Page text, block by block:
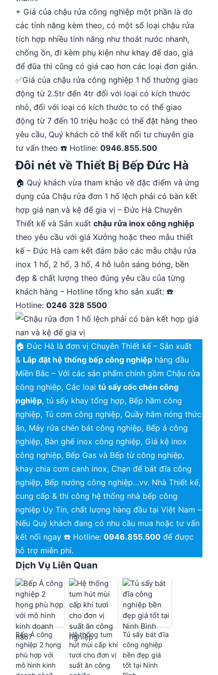
+ Giá của chậu rửa công nghiệp một phần là do
các tính năng kèm theo, có một số loại chậu rửa
tích hợp nhiều tính năng như thoát nước nhanh,
chống ồn, đi kèm phụ kiện như khay để dao, giá
để đũa thì cũng có giá cao hơn các loại đơn giản.
✅Giá của chậu rửa công nghiệp 1 hố thường giao
động từ 2.5tr đến 4tr đối với loại có kích thước
nhỏ, đối với loại có kích thước to có thể giao
động từ 7 đến 10 triệu hoặc có thể đặt hàng theo
yêu cầu, Quý khách có thể kết nối tư chuyên gia
tư vấn theo ☎️ Hotline: 0946.855.500
Đôi nét về Thiết Bị Bếp Đức Hà
🏠 Quý khách vừa tham khảo về đặc điểm và ứng
dụng của Chậu rửa đơn 1 hố lệch phải có bàn kết
hợp giá nan và kệ để gia vị – Đức Hà Chuyên
Thiết kế và Sản xuất chậu rửa inox công nghiệp
theo yêu cầu với giá Xưởng hoặc theo mẫu thiết
kế – Đức Hà cam kết đảm bảo các mẫu chậu rửa
inox 1 hố, 2 hố, 3 hố, 4 hỗ luôn sáng bóng, bền
đẹp & chất lượng theo đúng yêu cầu của từng
khách hàng – Hotline tổng kho sản xuất: ☎️
Hotline: 0246 328 5500
🏠 Đức Hà là đơn vị Chuyên Thiết kế – Sản xuất
& Lắp đặt hệ thống bếp công nghiệp hàng đầu
Miền Bắc – Với các sản phẩm chính gồm Chậu rửa
công nghiệp, Các loại tủ sấy cốc chén công
nghiệp, tủ sấy khay tổng hợp, Bếp hầm công
nghiệp, Tủ cơm công nghiệp, Quầy hâm nóng thức
ăn, Máy rửa chén bát công nghiệp, Bếp á công
nghiệp, Bàn ghế inox công nghiệp, Giá kệ inox
công nghiệp, Bếp Gas và Bếp từ công nghiệp,
khay chia cơm canh inox, Chạn để bát đĩa công
nghiệp, Bếp nướng công nghiệp…vv. Nhà Thiết kế,
cung cấp & thi công hệ thống nhà bếp công
nghiệp Uy Tín, chất lượng hàng đầu tại Việt Nam –
Nếu Quý khách đang có nhu cầu mua hoặc tư vấn
kết nối ngay ☎️ Hotline: 0946.855.500 để được
hỗ trợ miễn phí.
Dịch Vụ Liên Quan
Bếp Á công
nghiệp 2 họng
phù hợp với
mô hình kinh
Hệ thống tum
hút mùi cấp khí
tươi cho đơn vị
suất ăn công
Tủ sấy bát đĩa
công nghiệp
bền đẹp giá
tốt tại Ninh